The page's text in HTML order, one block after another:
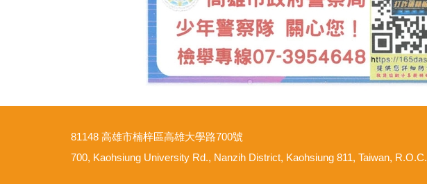
81148 高雄市楠梓區高雄大學路700號
700, Kaohsiung University Rd., Nanzih District, Kaohsiung 811, Taiwan, R.O.C.